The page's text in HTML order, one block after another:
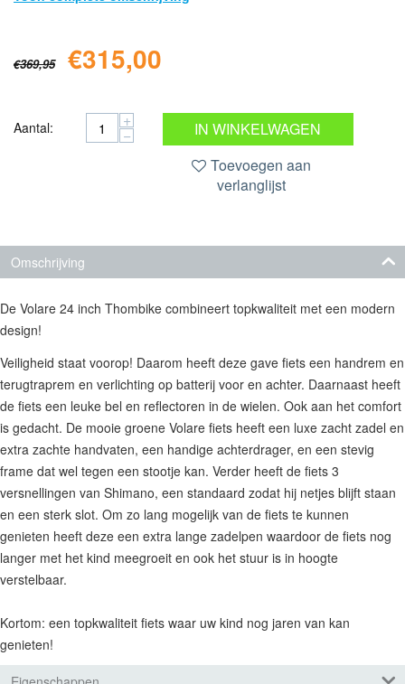
€369,95 €315,00
Aantal: +
−
IN WINKELWAGEN
Toevoegen aan
verlanglijst
Omschrijving
De Volare 24 inch Thombike combineert topkwaliteit met een modern
design!
Veiligheid staat voorop! Daarom heeft deze gave fiets een handrem en
terugtraprem en verlichting op batterij voor en achter. Daarnaast heeft
de fiets een leuke bel en reflectoren in de wielen. Ook aan het comfort
is gedacht. De mooie groene Volare fiets heeft een luxe zacht zadel en
extra zachte handvaten, een handige achterdrager, en een stevig
frame dat wel tegen een stootje kan. Verder heeft de fiets 3
versnellingen van Shimano, een standaard zodat hij netjes blijft staan
en een sterk slot. Om zo lang mogelijk van de fiets te kunnen
genieten heeft deze een extra lange zadelpen waardoor de fiets nog
langer met het kind meegroeit en ook het stuur is in hoogte
verstelbaar.
Kortom: een topkwaliteit fiets waar uw kind nog jaren van kan
genieten!